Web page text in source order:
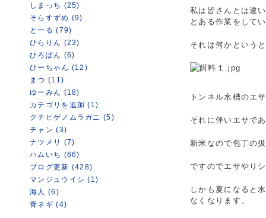
しまっち (25)
そらすずめ (9)
とーる (79)
ひらりん (23)
ひろぽん (6)
ひーちゃん (12)
まつ (11)
ゆーみん (18)
カテゴリを追加 (1)
クチヒゲノムラガニ (5)
チャン (3)
ナツメリ (7)
ハムいち (66)
ブログ更新 (428)
マンジュウイシ (1)
海人 (6)
青ネギ (4)
私は皆さんとは違
とある作業をして
それは何かという
トンネル水槽のエ
それに伴いエサで
新米なので包丁の
ですのでエサやり
しかも夏になると
なくなります。